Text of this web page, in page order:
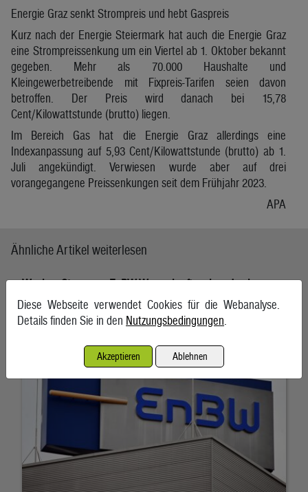
Energie Graz senkt Strompreis und hebt Gaspreis
Kurz nach der Energie Steiermark hat auch die Energie Graz
eine Strompreissenkung um ein Viertel ab 1. Oktober bekannt
gegeben. Mehr als 70.000 Haushalte und
Kleingewerbetreibende mit Fixpreis-Tarifen seien davon
betroffen. Der Preis wird danach bei 15,78
Cent/Kilowattstunde (brutto) liegen.
Im Bereich Gas hat die Energie Graz allerdings eine
Indexanpassung auf 5,93 Cent/Kilowattstunde (brutto) ab 1.
Juli angekündigt. Verwiesen wurde aber auf drei
vorangegangene Preissenkungen seit dem Frühjahr 2023.
APA
Ähnliche Artikel weiterlesen
Weniger Strom aus EnBW-Wasserkraftwerken durch
Trockenheit
5. August 2026, Karlsruhe
Diese Webseite verwendet Cookies für die Webanalyse.
Details finden Sie in den Nutzungsbedingungen
Akzeptieren Ablehnen